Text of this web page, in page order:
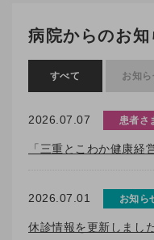
病院からのお知
すべて お知ら
2026.07.07 患者さ
「三重とこわか健康経
2026.07.01 お知ら
休診情報を更新しました